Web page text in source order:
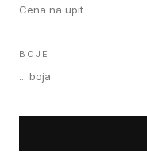
Cena na upit
BOJE
... boja